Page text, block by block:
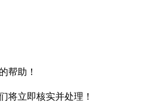
帮助！
将立即核实并处理！